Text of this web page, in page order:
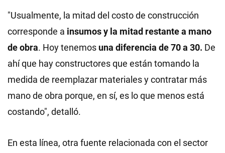
"Usualmente, la mitad del costo de construcción
corresponde a insumos y la mitad restante a mano
de obra. Hoy tenemos una diferencia de 70 a 30. De
ahí que hay constructores que están tomando la
medida de reemplazar materiales y contratar más
mano de obra porque, en sí, es lo que menos está
costando", detalló.
En esta línea, otra fuente relacionada con el sector